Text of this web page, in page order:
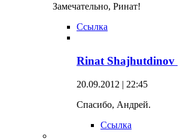
Замечательно, Ринат!
Ссылка
Rinat Shajhutdinov
20.09.2012 | 22:45
Спасибо, Андрей.
Ссылка